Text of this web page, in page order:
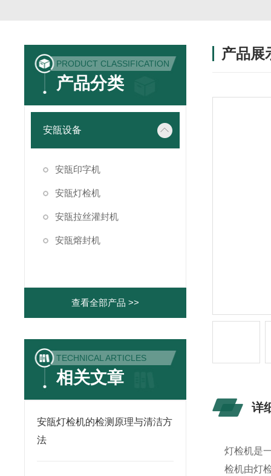
PRODUCT CLASSIFICATION
产品分类
安瓿设备
安瓿印字机
安瓿灯检机
安瓿拉丝灌封机
安瓿熔封机
查看全部产品 >>
TECHNICAL ARTICLES
相关文章
安瓿灯检机的检测原理与清洁方
法
产品展
详
灯检机是
检机由灯